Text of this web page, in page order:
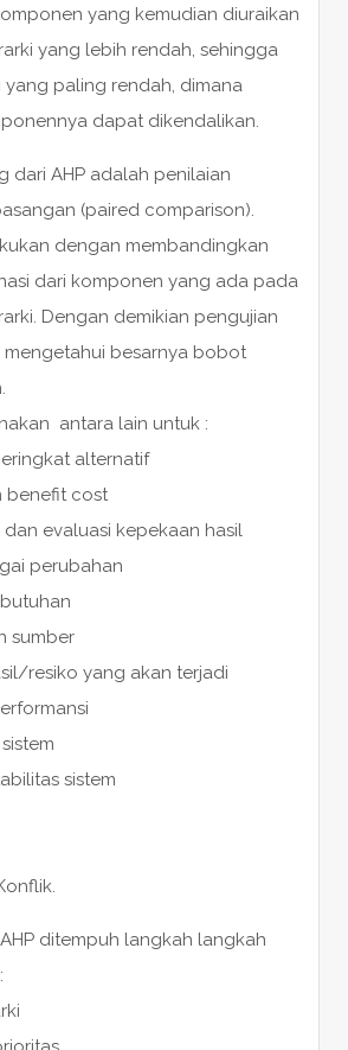
yang kemudian diuraikan
yang lebih rendah, sehingga
yang paling rendah, dimana
dapat dikendalikan.
dari AHP adalah penilaian
(paired comparison).
dengan membandingkan
dari komponen yang ada pada
Dengan demikian pengujian
mengetahui besarnya bobot
antara lain untuk :
alternatif
benefit cost
evaluasi kepekaan hasil
perubahan
sumber
resiko yang akan terjadi
sistem
ditempuh langkah langkah